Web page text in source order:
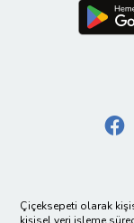
Çiçeksepeti olarak
kişisel veri işleme